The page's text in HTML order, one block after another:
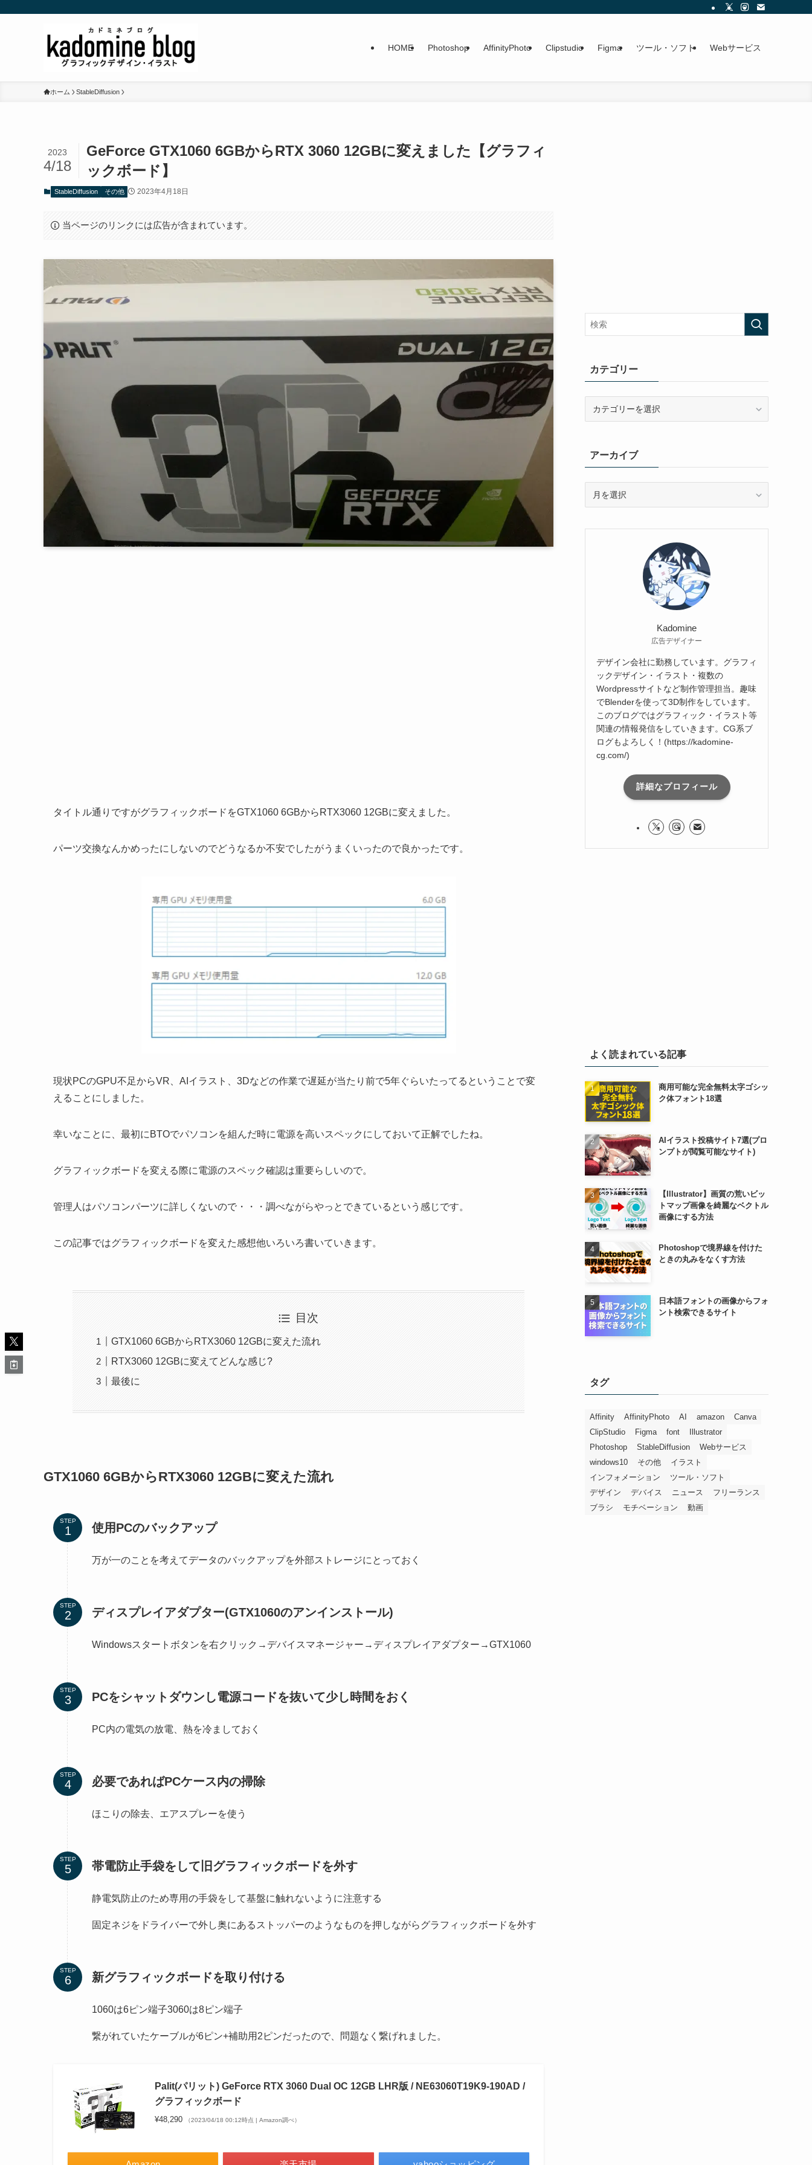
HOME Photoshop AffinityPhoto Clipstudio Figma ツール・ソフト Webサービス
ホーム StableDiffusion
GeForce GTX1060 6GBからRTX 3060 12GBに変えました【グラフィ
ックボード】
2023
4/18
StableDiffusion その他 2023年4月18日
当ページのリンクには広告が含まれています。
タイトル通りですがグラフィックボードをGTX1060 6GBからRTX3060 12GBに変えました。
パーツ交換なんかめったにしないのでどうなるか不安でしたがうまくいったので良かったです。
現状PCのGPU不足からVR、AIイラスト、3Dなどの作業で遅延が当たり前で5年ぐらいたってるということで変
えることにしました。
幸いなことに、最初にBTOでパソコンを組んだ時に電源を高いスペックにしておいて正解でしたね。
グラフィックボードを変える際に電源のスペック確認は重要らしいので。
管理人はパソコンパーツに詳しくないので・・・調べながらやっとできているという感じです。
この記事ではグラフィックボードを変えた感想他いろいろ書いていきます。
目次
GTX1060 6GBからRTX3060 12GBに変えた流れ
RTX3060 12GBに変えてどんな感じ?
最後に
GTX1060 6GBからRTX3060 12GBに変えた流れ
STEP 使用PCのバックアップ
万が一のことを考えてデータのバックアップを外部ストレージにとっておく
STEP ディスプレイアダプター(GTX1060のアンインストール)
Windowsスタートボタンを右クリック→デバイスマネージャー→ディスプレイアダプター→GTX1060
STEP PCをシャットダウンし電源コードを抜いて少し時間をおく
PC内の電気の放電、熱を冷ましておく
STEP 必要であればPCケース内の掃除
ほこりの除去、エアスプレーを使う
STEP 帯電防止手袋をして旧グラフィックボードを外す
静電気防止のため専用の手袋をして基盤に触れないように注意する
固定ネジをドライバーで外し奥にあるストッパーのようなものを押しながらグラフィックボードを外す
STEP 新グラフィックボードを取り付ける
1060は6ピン端子3060は8ピン端子
繋がれていたケーブルが6ピン+補助用2ピンだったので、問題なく繋げれました。
Palit(パリット) GeForce RTX 3060 Dual OC 12GB LHR版 / NE63060T19K9-190AD /
グラフィックボード
¥48,290 （2023/04/18 00:12時点 | Amazon調べ）
カテゴリー
ーアーカイブ
イ
Kadomine
広告デザイナー
デザイン会社に勤務しています。グラフィ
ックデザイン・イラスト・複数の
Wordpressサイトなど制作管理担当。趣味
でBlenderを使って3D制作をしています。
このブログではグラフィック・イラスト等
関連の情報発信をしていきます。CG系ブ
ログもよろしく！(https://kadomine-
cg.com/)
詳細なプロフィール
よく読まれている記事
商用可能な完全無料太字ゴシッ
ク体フォント18選
AIイラスト投稿サイト7選(プロ
ンプトが閲覧可能なサイト)
【Illustrator】画質の荒いビッ
トマップ画像を綺麗なベクトル
画像にする方法
Photoshopで境界線を付けた
ときの丸みをなくす方法
日本語フォントの画像からフォ
ント検索できるサイト
タグ
Affinity AffinityPhoto AI amazon
Canva
ClipStudio
Figma font
Illustrator
Photoshop
StableDiffusion
Webサービス
windows10
その他
イラスト
インフォメーション
ツール・ソフト
デザイン
デバイス ニュース
フリーランス
ブラシ
モチベーション 動画